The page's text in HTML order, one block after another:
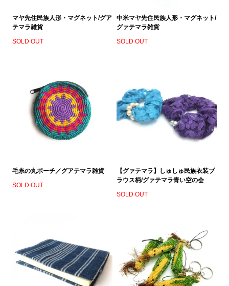
マヤ先住民族人形・マグネット/グア
テマラ雑貨
SOLD OUT
中米マヤ先住民族人形・マグネット/
グァテマラ雑貨
SOLD OUT
毛糸の丸ポーチ／グアテマラ雑貨
SOLD OUT
【グァテマラ】しゅしゅ民族衣装ブ
ラウス柄/グァテマラ青い空の会
SOLD OUT